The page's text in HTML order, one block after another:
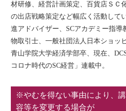
材研修、経営計画策定、百貨店ＳＣ
の出店戦略策定など幅広く活動して
進アドバイザー、SCアカデミー指導
物取引士、一般社団法人日本ショッ
青山学院大学経済学部卒、現在、
コロナ時代のSC経営」連載中。
※やむを得ない事由により、
容等を変更する場合が